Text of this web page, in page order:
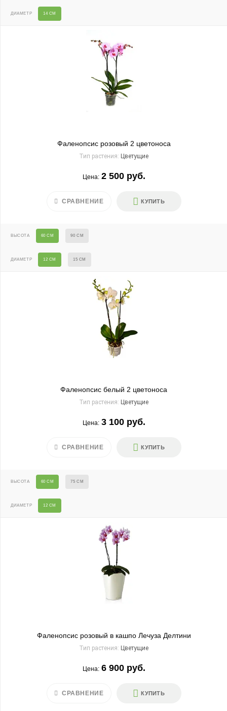
ДИАМЕТР 14 СМ
Фаленопсис розовый 2 цветоноса
Тип растения: Цветущие
Цена: 2 500 руб.
КУПИТЬ
СРАВНЕНИЕ
ВЫСОТА 60 СМ 90 СМ
ДИАМЕТР 12 СМ 15 СМ
Фаленопсис белый 2 цветоноса
Тип растения: Цветущие
Цена: 3 100 руб.
КУПИТЬ
СРАВНЕНИЕ
ВЫСОТА 60 СМ 75 СМ
ДИАМЕТР 12 СМ
Фаленопсис розовый в кашпо Лечуза Делтини
Тип растения: Цветущие
Цена: 6 900 руб.
КУПИТЬ
СРАВНЕНИЕ